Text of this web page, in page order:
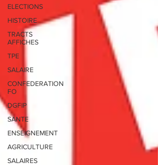
ELECTIONS
HISTOIRE
TRACTS
AFFICHES
TPE
SALAIRE
CONFEDERATION
FO
DGFIP
SANTE
ENSEIGNEMENT
AGRICULTURE
SALAIRES